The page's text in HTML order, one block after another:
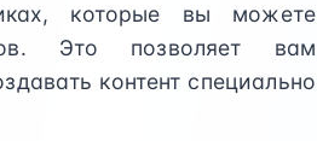
которые вы можете
Это позволяет вам
контент специально